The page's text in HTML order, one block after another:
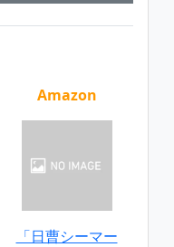
Amazon
「日曹シーマー